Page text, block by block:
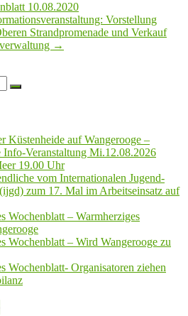
10.08.2020
Vorstellung
Strandpromenade und Verkauf
→
Küstenheide auf Wangerooge –
Veranstaltung Mi.12.08.2026
19.00 Uhr
vom Internationalen Jugend-
zum 17. Mal im Arbeitseinsatz auf
Wochenblatt – Warmherziges
Wochenblatt – Wird Wangerooge zu
Wochenblatt- Organisatoren ziehen